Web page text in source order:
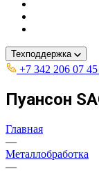
Техподдержка
+7 342 206 07 45
Пуансон
Главная
—
Металлобработка
—